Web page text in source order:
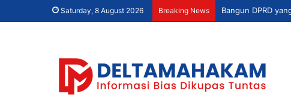
Saturday, 8 August 2026 Breaking News